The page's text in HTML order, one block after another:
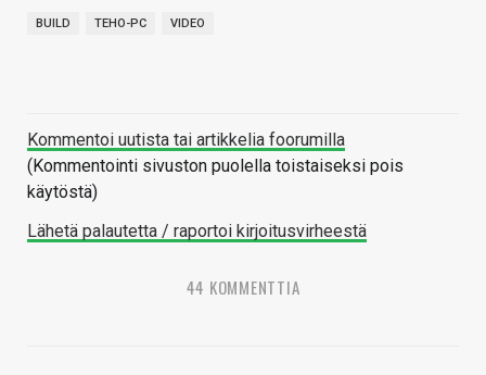
BUILD TEHO-PC VIDEO
Kommentoi uutista tai artikkelia foorumilla
(Kommentointi sivuston puolella toistaiseksi pois
käytöstä)
Lähetä palautetta / raportoi kirjoitusvirheestä
44 KOMMENTTIA